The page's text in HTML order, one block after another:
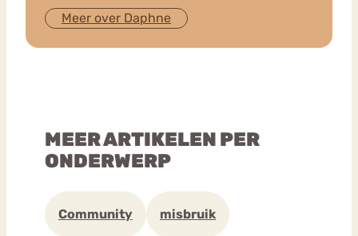
Meer over Daphne
MEER ARTIKELEN PER
ONDERWERP
Community misbruik